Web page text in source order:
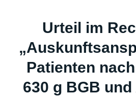
Urteil im
Patienten
630 g BGB